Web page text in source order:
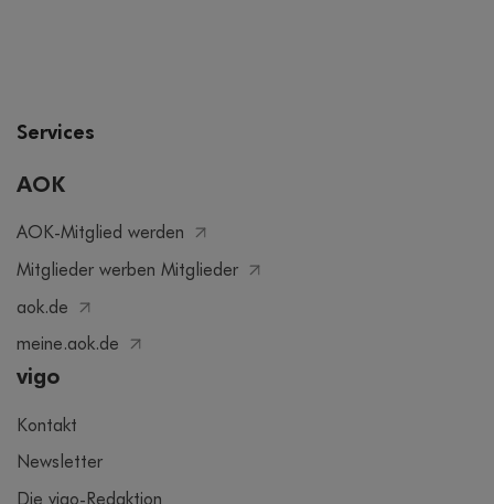
Services
AOK
AOK-Mitglied werden
Mitglieder werben Mitglieder
aok.de
meine.aok.de
vigo
Kontakt
Newsletter